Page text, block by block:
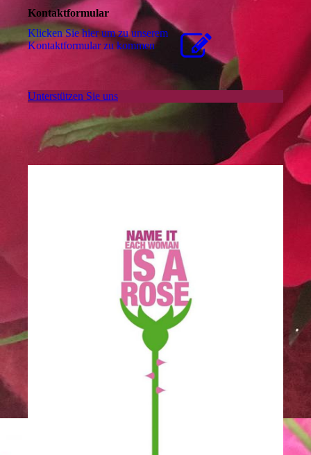
Kontaktformular
Klicken Sie hier um zu unserem
Kon­takt­for­mu­lar zu kommen
Unterstützen Sie uns